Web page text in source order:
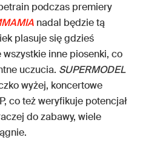
podczas premiery
nadal będzie tą
plasuje się gdzieś
inne piosenki, co
uczucia. SUPERMODEL
wyżej, koncertowe
co też weryfikuje potencjał
do zabawy, wiele